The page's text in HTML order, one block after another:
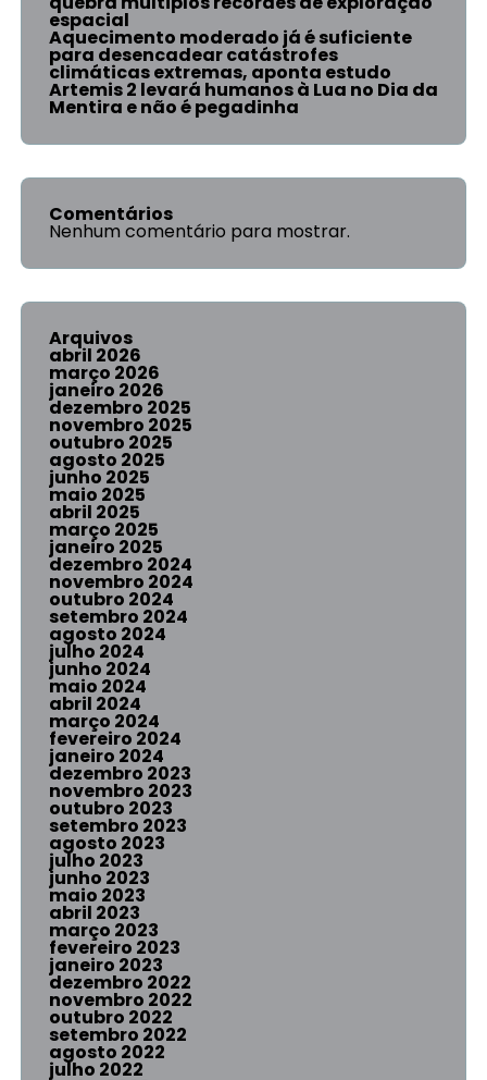
espacial
Aquecimento moderado já é suficiente
para desencadear catástrofes
climáticas extremas, aponta estudo
Artemis 2 levará humanos à Lua no Dia da
Mentira e não é pegadinha
Comentários
Nenhum comentário para mostrar.
Arquivos
abril 2026
março 2026
janeiro 2026
dezembro 2025
novembro 2025
outubro 2025
agosto 2025
junho 2025
maio 2025
abril 2025
março 2025
janeiro 2025
dezembro 2024
novembro 2024
outubro 2024
setembro 2024
agosto 2024
julho 2024
junho 2024
maio 2024
abril 2024
março 2024
fevereiro 2024
janeiro 2024
dezembro 2023
novembro 2023
outubro 2023
setembro 2023
agosto 2023
julho 2023
junho 2023
maio 2023
abril 2023
março 2023
fevereiro 2023
janeiro 2023
dezembro 2022
novembro 2022
outubro 2022
setembro 2022
agosto 2022
julho 2022